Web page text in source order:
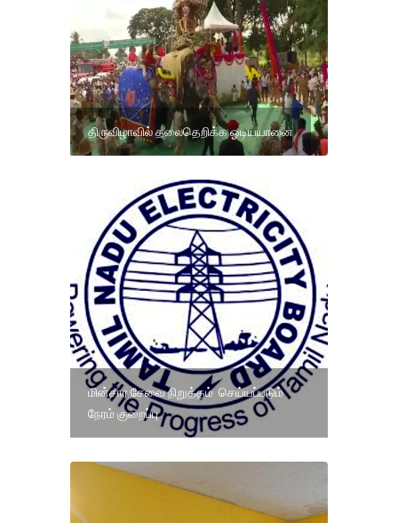
திருவிழாவில் தலைதெறிக்க ஓடியயானை
மின்சார சேவை நிறுத்தம் செய்யப்படும்
நேரம் குறைப்பு